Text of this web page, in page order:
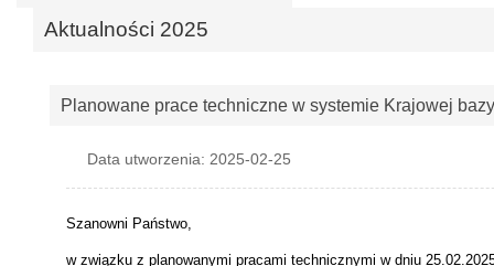
Aktualności 2025
Planowane prace techniczne w systemie Krajowej bazy
Data utworzenia: 2025-02-25
Szanowni Państwo,
w związku z planowanymi pracami technicznymi w dniu